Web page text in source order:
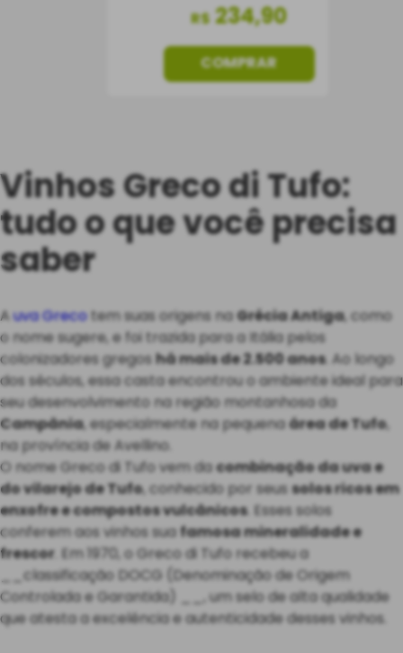
R$ 234,90
COMPRAR
Vinhos Greco di Tufo:
tudo o que você precisa
saber
Auva Grecotem suas origens naGrécia Antiga, como
o nome sugere, e foi trazida para a Itália pelos
colonizadores gregoshá mais de 2.500 anos. Ao longo
dos séculos, essa casta encontrou o ambiente ideal para
seu desenvolvimento na região montanhosa da
Campânia, especialmente na pequenaárea de Tufo,
na província de Avellino.
O nome Greco di Tufo vem dacombinação da uva e
do vilarejo de Tufo, conhecido por seussolos ricos em
enxofre e compostos vulcânicos. Esses solos
conferem aos vinhos suafamosa mineralidade e
frescor . Em 1970, o Greco di Tufo recebeu a
__classificação DOCG (Denominação de Origem
Controlada e Garantida) __, um selo de alta qualidade
que atesta a excelência e autenticidade desses vinhos.